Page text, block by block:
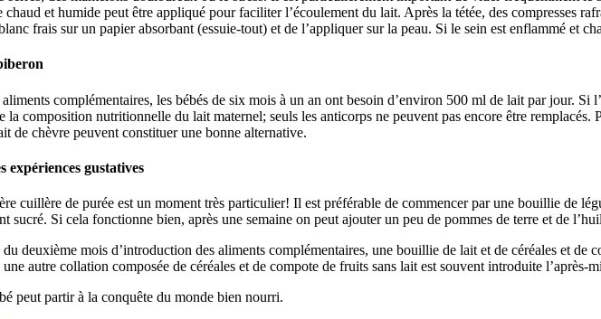
chaud et humide peut être appliqué pour faciliter l’écoulement du lait. Après la tétée, des compresses
frais sur un papier absorbant (essuie-tout) et de l’appliquer sur la peau. Si le sein est enflammé et
complémentaires, les bébés de six mois à un an ont besoin d’environ 500 ml de lait par jour.
la composition nutritionnelle du lait maternel; seuls les anticorps ne peuvent pas encore être
de chèvre peuvent constituer une bonne alternative.
expériences gustatives
cuillère de purée est un moment très particulier! Il est préférable de commencer par une bouillie de
sucré. Si cela fonctionne bien, après une semaine on peut ajouter un peu de pommes de terre et de
deuxième mois d’introduction des aliments complémentaires, une bouillie de lait et de céréales et de
autre collation composée de céréales et de compote de fruits sans lait est souvent introduite l’après-
peut partir à la conquête du monde bien nourri.